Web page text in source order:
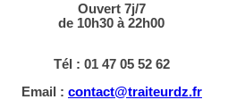
Ouvert 7j/7
de 10h30 à 22h00
Tél : 01 47 05 52 62
Email : contact@traiteurdz.fr